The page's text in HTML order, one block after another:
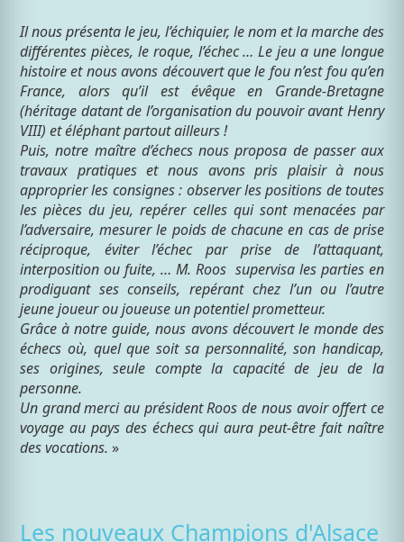
Il nous présenta le jeu, l’échiquier, le nom et la marche des
différentes pièces, le roque, l’échec … Le jeu a une longue
histoire et nous avons découvert que le fou n’est fou qu’en
France, alors qu’il est évêque en Grande-Bretagne
(héritage datant de l’organisation du pouvoir avant Henry
VIII) et éléphant partout ailleurs !
Puis, notre maître d’échecs nous proposa de passer aux
travaux pratiques et nous avons pris plaisir à nous
approprier les consignes : observer les positions de toutes
les pièces du jeu, repérer celles qui sont menacées par
l’adversaire, mesurer le poids de chacune en cas de prise
réciproque, éviter l’échec par prise de l’attaquant,
interposition ou fuite, … M. Roos supervisa les parties en
prodiguant ses conseils, repérant chez l’un ou l’autre
jeune joueur ou joueuse un potentiel prometteur.
Grâce à notre guide, nous avons découvert le monde des
échecs où, quel que soit sa personnalité, son handicap,
ses origines, seule compte la capacité de jeu de la
personne.
Un grand merci au président Roos de nous avoir offert ce
voyage au pays des échecs qui aura peut-être fait naître
des vocations. »
Les nouveaux Champions d'Alsace